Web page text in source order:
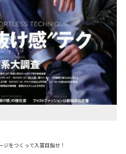
ジをつくって入賞目指せ！